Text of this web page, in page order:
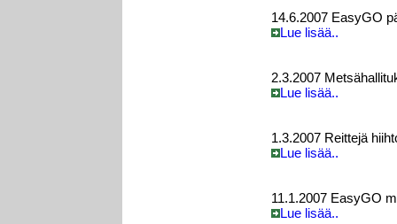
14.6.2007 EasyGO
Lue lisää..
2.3.2007
Lue lisää..
1.3.2007 Reittejä
Lue lisää..
11.1.2007 EasyGO
Lue lisää..